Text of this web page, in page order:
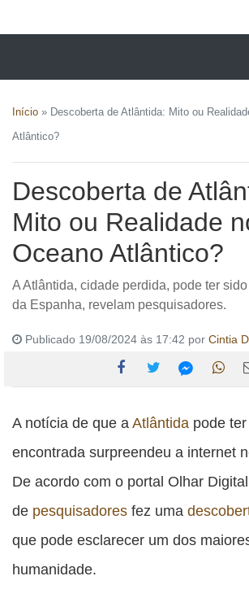
Início » Descoberta de Atlântida: Mito ou
Atlântico?
Descoberta de
Mito ou Realidade
Oceano Atlântico?
A Atlântida, cidade perdida, pode ter
da Espanha, revelam pesquisadores.
Publicado 19/08/2024 às 17:42 por Cintia
esta
publicação
Facebook
esta
publicação
esta esta
A notícia de que a Atlântida pode
encontrada surpreendeu a internet
De acordo com o portal Olhar
de pesquisadores fez uma
que pode esclarecer um dos
humanidade.